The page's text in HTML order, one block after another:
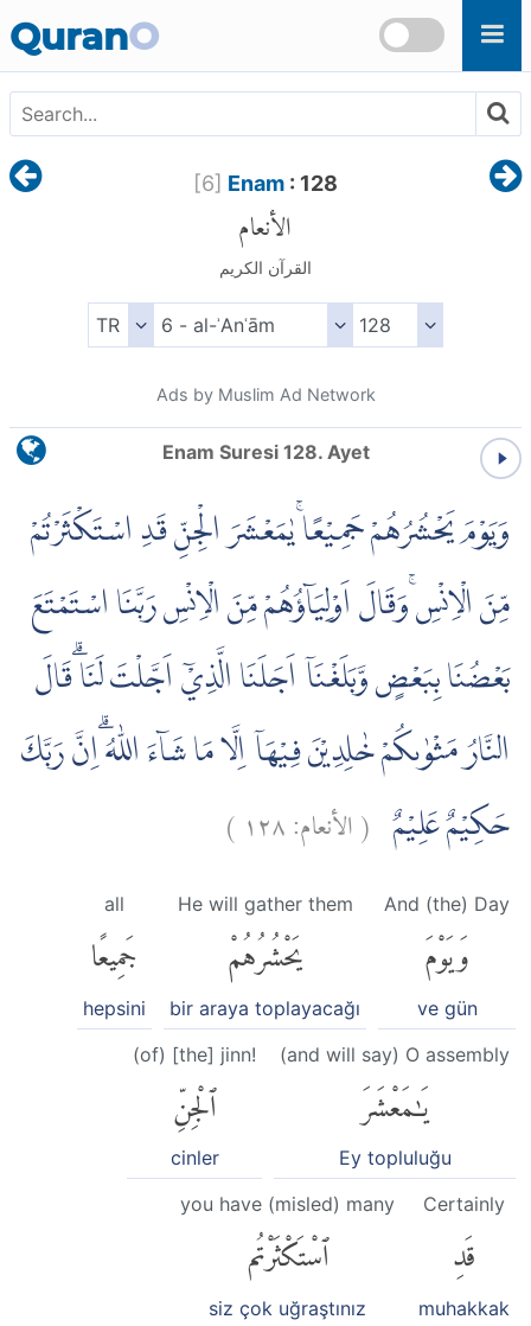
QuranO
[6] Enam: 128
الأنعام
القرآن الكريم
Ads by Muslim Ad Network
Enam Suresi 128. Ayet
وَيَوْمَ يَحْشُرُهُمْ جَمِيْعًاۚ يٰمَعْشَرَ الْجِنِّ قَدِ اسْتَكْثَرْتُمْ
مِّنَ الْاِنْسِ ۚوَقَالَ اَوْلِيَاۤؤُهُمْ مِّنَ الْاِنْسِ رَبَّنَا اسْتَمْتَعَ
بَعْضُنَا بِبَعْضٍ وَّبَلَغْنَآ اَجَلَنَا الَّذِيْٓ اَجَّلْتَ لَنَا ۗقَالَ
النَّارُ مَثْوٰىكُمْ خٰلِدِيْنَ فِيْهَآ اِلَّا مَا شَاۤءَ اللّٰهُ ۗاِنَّ رَبَّكَ
حَكِيْمٌ عَلِيْمٌ (الأنعام:١٢٨ )
And (the) Day
وَيَوْمَ
ve gün
He will gather them
يَحْشُرُهُمْ
bir araya toplayacağı
all
جَمِيعًا
hepsini
(and will say) O assembly
يَٰمَعْشَرَ
Ey topluluğu
(of) [the] jinn!
ٱلْجِنِّ
cinler
Certainly
قَدِ
muhakkak
you have (misled) many
ٱسْتَكْثَرْتُم
siz çok uğraştınız